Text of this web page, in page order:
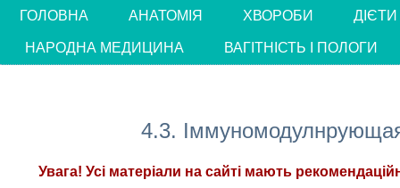
ГОЛОВНА АНАТОМІЯ ХВОРОБИ ДІЄТИ
НАРОДНА МЕДИЦИНА ВАГІТНІСТЬ І ПОЛОГИ
4.3.
Увага! Усі матеріали на сайті мають